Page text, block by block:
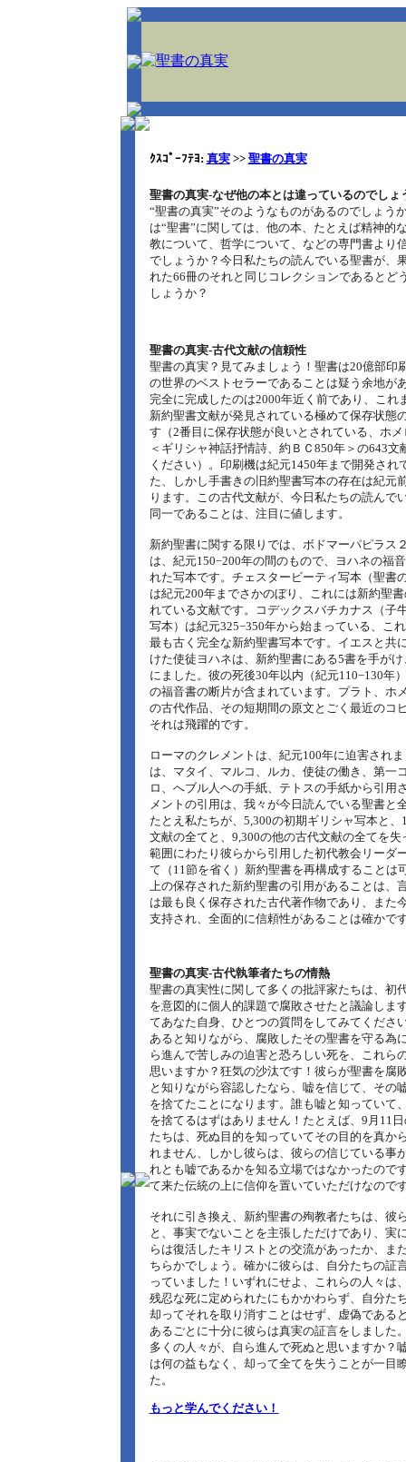
ｸｽｺﾟｰﾌﾃﾖ: 真実>> 聖書の真実
聖書の真実‐なぜ他の本とは違っているのでしょ
“聖書の真実”そのようなものがあるのでしょう
は“聖書”に関しては、他の本、たとえば精神的
教について、哲学について、などの専門書より
でしょうか？今日私たちの読んでいる聖書が、
れた66冊のそれと同じコレクションであるとど
しょうか？
聖書の真実‐古代文献の信頼性
聖書の真実？見てみましょう！聖書は20億部印
の世界のベストセラーであることは疑う余地が
完全に完成したのは2000年近く前であり、これ
新約聖書文献が発見されている極めて保存状態
す（2番目に保存状態が良いとされている、ホ
＜ギリシャ神話抒情詩、約ＢＣ850年＞の643文
ください）。印刷機は紀元1450年まで開発され
た、しかし手書きの旧約聖書写本の存在は紀元
ります。この古代文献が、今日私たちの読んで
同一であることは、注目に値します。
新約聖書に関する限りでは、ボドマーパピラス
は、紀元150−200年の間のもので、ヨハネの福
れた写本です。チェスタービーティ写本（聖書
は紀元200年までさかのぼり、これには新約聖
れている文献です。コデックスバチカナス（子
写本）は紀元325−350年から始まっている、こ
最も古く完全な新約聖書写本です。イエスと共
けた使徒ヨハネは、新約聖書にある5書を手が
にました。彼の死後30年以内（紀元110−130年
の福音書の断片が含まれています。プラト、ホ
の古代作品、その短期間の原文とごく最近のコ
それは飛躍的です。
ローマのクレメントは、紀元100年に迫害され
は、マタイ、マルコ、ルカ、使徒の働き、第一
ロ、へブル人ヘの手紙、テトスの手紙から引用
メントの引用は、我々が今日読んでいる聖書と
たとえ私たちが、5,300の初期ギリシャ写本と、
文献の全てと、9,300の他の古代文献の全てを失
範囲にわたり彼らから引用した初代教会リーダ
て（11節を省く）新約聖書を再構成することは
上の保存された新約聖書の引用があることは、
は最も良く保存された古代著作物であり、また
支持され、全面的に信頼性があることは確かで
聖書の真実‐古代執筆者たちの情熱
聖書の真実性に関して多くの批評家たちは、初
を意図的に個人的課題で腐敗させたと議論しま
てあなた自身、ひとつの質問をしてみてくださ
あると知りながら、腐敗したその聖書を守る為
ら進んで苦しみの迫害と恐ろしい死を、これら
思いますか？狂気の沙汰です！彼らが聖書を腐
と知りながら容認したなら、嘘を信じて、その
を捨てたことになります。誰も嘘と知っていて
を捨てるはずはありません！たとえば、9月11
たちは、死ぬ目的を知っていてその目的を真か
れません、しかし彼らは、彼らの信じている事
れとも嘘であるかを知る立場ではなかったので
て来た伝統の上に信仰を置いていただけなので
それに引き換え、新約聖書の殉教者たちは、彼
と、事実でないことを主張しただけであり、実
らは復活したキリストとの交流があったか、ま
ちらかでしょう。確かに彼らは、自分たちの証
っていました！いずれにせよ、これらの人々は
残忍な死に定められたにもかかわらず、自分た
却ってそれを取り消すことはせず、虚偽である
あるごとに十分に彼らは真実の証言をしました
多くの人々が、自ら進んで死ぬと思いますか？
は何の益もなく、却って全てを失うことが一目
た。
もっと学んでください！